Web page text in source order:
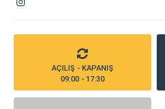
AÇILIŞ - KAPANIŞ
09:00 - 17:30